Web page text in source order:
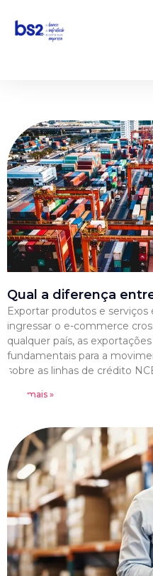
Pular
Qual a diferença
Exportar produtos e serviços
ingressar o e-commerce
qualquer país, as
fundamentais para a
sobre as linhas de crédito
Leia mais »